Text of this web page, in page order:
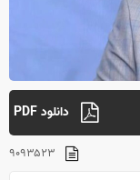
دانلود PDF
۹۰۹۳۵۲۳